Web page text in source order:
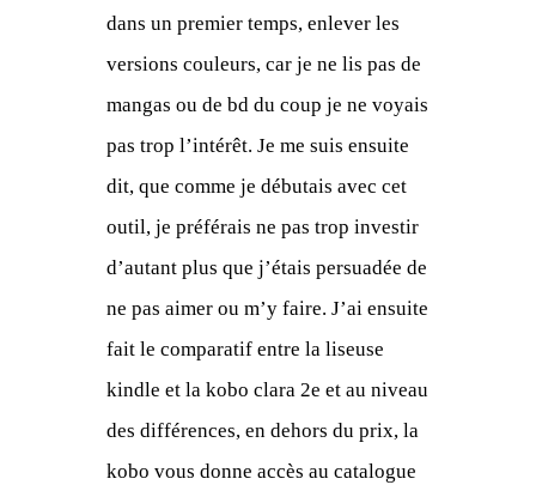
dans un premier temps, enlever les
versions couleurs, car je ne lis pas de
mangas ou de bd du coup je ne voyais
pas trop l’intérêt. Je me suis ensuite
dit, que comme je débutais avec cet
outil, je préférais ne pas trop investir
d’autant plus que j’étais persuadée de
ne pas aimer ou m’y faire. J’ai ensuite
fait le comparatif entre la liseuse
kindle et la kobo clara 2e et au niveau
des différences, en dehors du prix, la
kobo vous donne accès au catalogue